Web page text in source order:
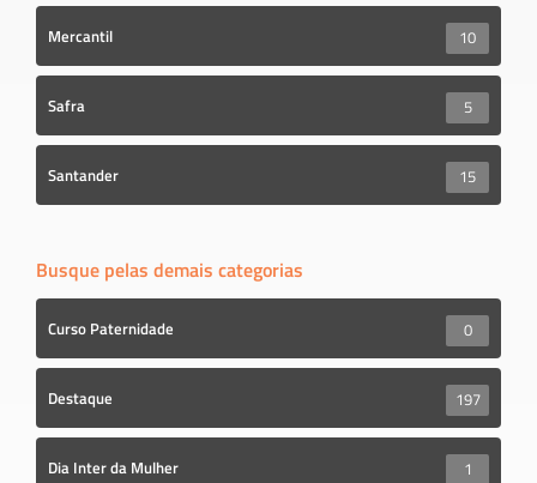
Mercantil 10
Safra 5
Santander 15
Busque pelas demais categorias
Curso Paternidade 0
Destaque 197
Dia Inter da Mulher 1